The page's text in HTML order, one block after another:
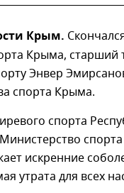
Крым.
Крыма, старший
Энвер
спорта Крыма.
спорта
искренние
утрата для всех